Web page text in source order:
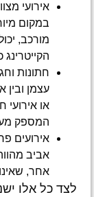
אירועי
במקום
מורכב,
חתונות
עצמן ובין
או אירועי
המספק
אירועים
אביב
אחר,
לצד כל אלו